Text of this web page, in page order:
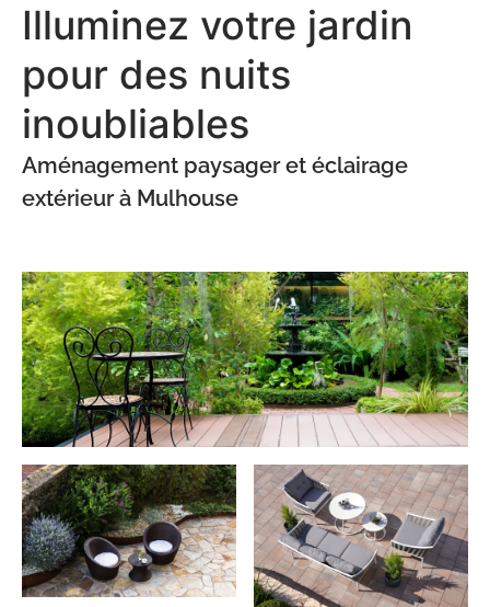
Aménagement paysager et éclairage
extérieur à Mulhouse
Illuminez votre jardin
pour des nuits
inoubliables